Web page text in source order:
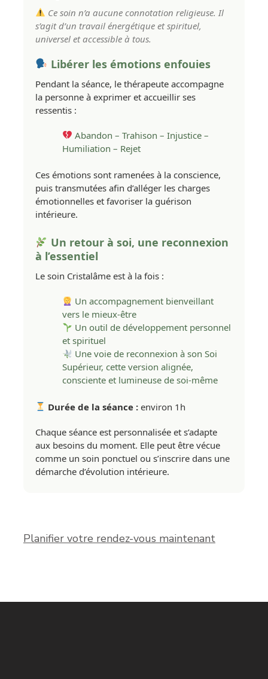
Ce soin n’a aucune connotation religieuse. Il
s’agit d’un travail énergétique et spirituel,
universel et accessible à tous.
Libérer les émotions enfouies
Pendant la séance, le thérapeute accompagne
la personne à exprimer et accueillir ses
ressentis :
Abandon – Trahison – Injustice –
Humiliation – Rejet
Ces émotions sont ramenées à la conscience,
puis transmutées afin d’alléger les charges
émotionnelles et favoriser la guérison
intérieure.
Un retour à soi, une reconnexion
à l’essentiel
Le soin Cristalâme est à la fois :
Un accompagnement bienveillant
vers le mieux-être
Un outil de développement personnel
et spirituel
Une voie de reconnexion à son Soi
Supérieur, cette version alignée,
consciente et lumineuse de soi-même
Durée de la séance : environ 1h
Chaque séance est personnalisée et s’adapte
aux besoins du moment. Elle peut être vécue
comme un soin ponctuel ou s’inscrire dans une
démarche d’évolution intérieure.
Planifier votre rendez-vous maintenant